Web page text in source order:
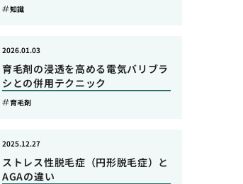
知識
育毛剤の浸透を高める電気バリブラ
シとの併用テクニック
2026.01.03
育毛剤
ストレス性脱毛症（円形脱毛症）と
AGAの違い
2025.12.27